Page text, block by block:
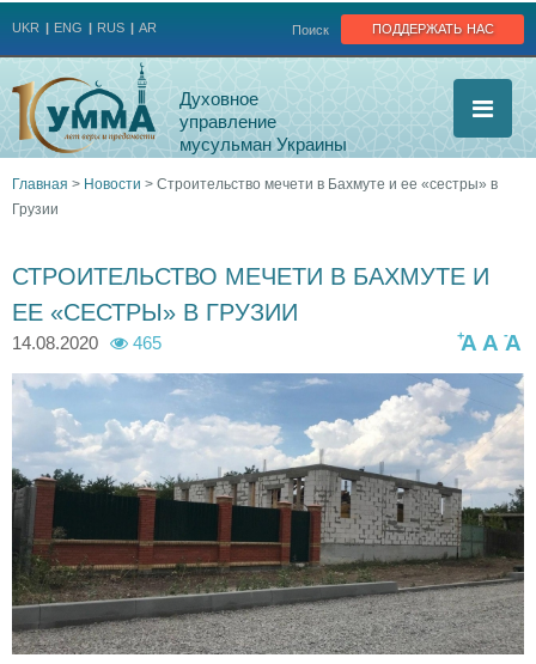
поддержать нас
Поиск
UKR ENG RUS AR
Духовное
управление
мусульман Украины
Вы
здесь
Главная > Новости > Строительство мечети в Бахмуте и ее «сестры» в
Грузии
СТРОИТЕЛЬСТВО МЕЧЕТИ В БАХМУТЕ И
ЕЕ «СЕСТРЫ» В ГРУЗИИ
14.08.2020 465 -A
A
+A
m
e
c
h
e
s
t
r
o
s
t
r
o